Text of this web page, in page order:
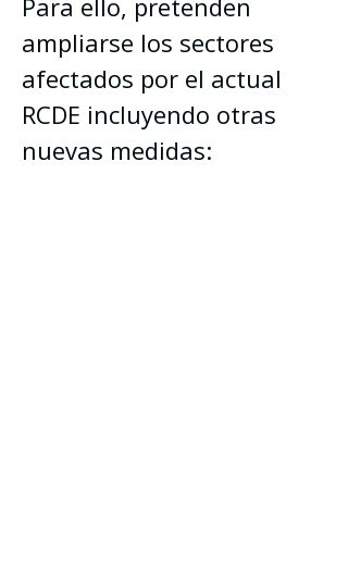
Para ello, pretenden
ampliarse los sectores
afectados por el actual
RCDE incluyendo otras
nuevas medidas: